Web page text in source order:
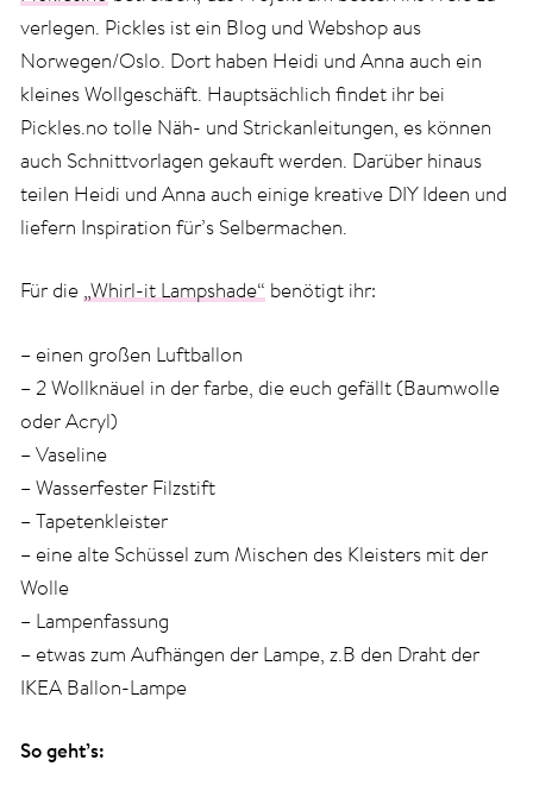
verlegen. Pickles ist ein Blog und Webshop aus
Norwegen/Oslo. Dort haben Heidi und Anna auch ein
kleines Wollgeschäft. Hauptsächlich findet ihr bei
Pickles.no tolle Näh- und Strickanleitungen, es können
auch Schnittvorlagen gekauft werden. Darüber hinaus
teilen Heidi und Anna auch einige kreative DIY Ideen und
liefern Inspiration für’s Selbermachen.
Für die „Whirl-it Lampshade“ benötigt ihr:
– einen großen Luftballon
– 2 Wollknäuel in der farbe, die euch gefällt (Baumwolle
oder Acryl)
– Vaseline
– Wasserfester Filzstift
– Tapetenkleister
– eine alte Schüssel zum Mischen des Kleisters mit der
Wolle
– Lampenfassung
– etwas zum Aufhängen der Lampe, z.B den Draht der
IKEA Ballon-Lampe
So geht’s: